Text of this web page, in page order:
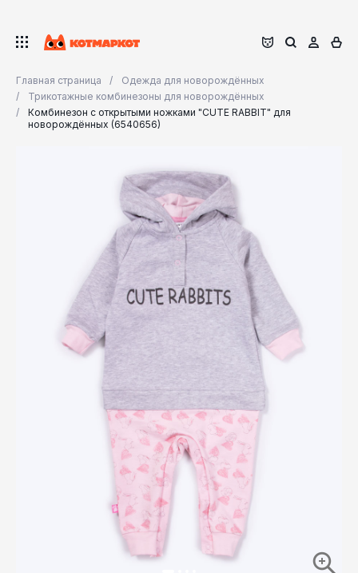
Главная страница
Одежда для новорождённых
Трикотажные комбинезоны для новорождённых
Комбинезон с открытыми ножками "CUTE RABBIT" для
новорождённых (6540656)